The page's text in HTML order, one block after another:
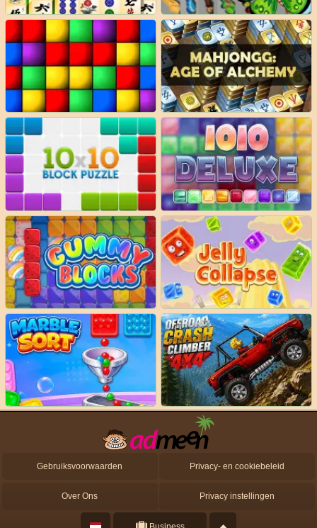
Gebruiksvoorwaarden Privacy- en cookiebeleid
Over Ons Privacy instellingen